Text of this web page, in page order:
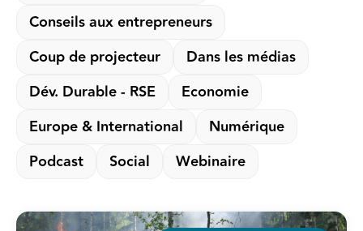
Conseils aux entrepreneurs
Coup de projecteur
Dans les médias
Dév. Durable - RSE
Economie
Europe & International
Numérique
Podcast
Social Webinaire